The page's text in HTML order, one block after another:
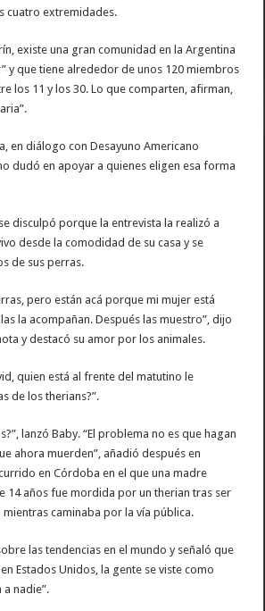
cuatro extremidades.
existe una gran comunidad en la Argentina
y que tiene alrededor de unos 120 miembros
los 11 y los 30. Lo que comparten, afirman,
en diálogo con Desayuno Americano
dudó en apoyar a quienes eligen esa forma
disculpó porque la entrevista la realizó a
desde la comodidad de su casa y se
de sus perras.
pero están acá porque mi mujer está
la acompañan. Después las muestro”, dijo
y destacó su amor por los animales.
quien está al frente del matutino le
de los therians?”.
lanzó Baby. “El problema no es que hagan
ahora muerden”, añadió después en
en Córdoba en el que una madre
14 años fue mordida por un therian tras ser
caminaba por la vía pública.
las tendencias en el mundo y señaló que
Estados Unidos, la gente se viste como
nadie”.